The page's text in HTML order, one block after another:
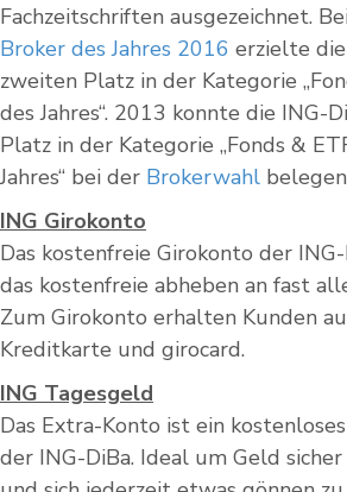
Fachzeitschriften ausgezeichnet.
Broker des Jahres 2016 erzielte
zweiten Platz in der Kategorie
des Jahres“. 2013 konnte die ING-
Platz in der Kategorie „Fonds &
Jahres“ bei der Brokerwahl
ING Girokonto
Das kostenfreie Girokonto der
das kostenfreie abheben an fast
Zum Girokonto erhalten Kunden
Kreditkarte und girocard.
ING Tagesgeld
Das Extra-Konto ist ein
der ING-DiBa. Ideal um Geld